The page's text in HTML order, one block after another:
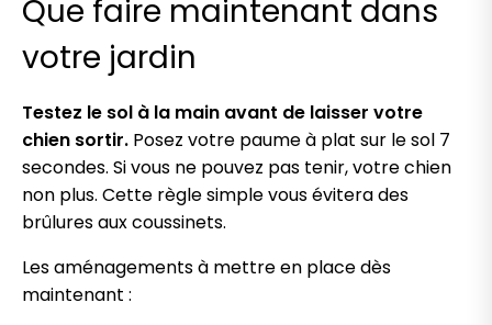
Que faire maintenant dans
votre jardin
Testez le sol à la main avant de laisser votre
chien sortir. Posez votre paume à plat sur le sol 7
secondes. Si vous ne pouvez pas tenir, votre chien
non plus. Cette règle simple vous évitera des
brûlures aux coussinets.
Les aménagements à mettre en place dès
maintenant :